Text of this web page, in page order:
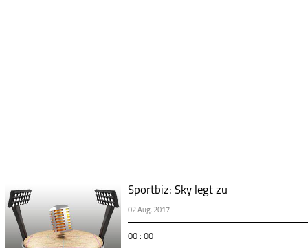
Sportbiz: Sky legt zu
02 Aug. 2017
00 : 00